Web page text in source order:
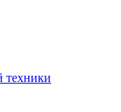
техники